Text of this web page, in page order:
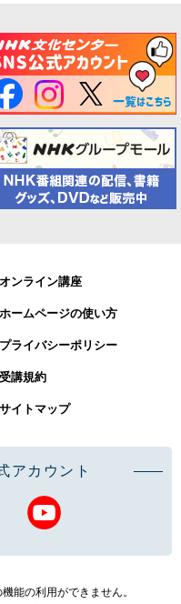
オンライン講座
ホームページの使い方
プライバシーポリシー
受講規約
サイトマップ
アカウント
能の利用ができません。